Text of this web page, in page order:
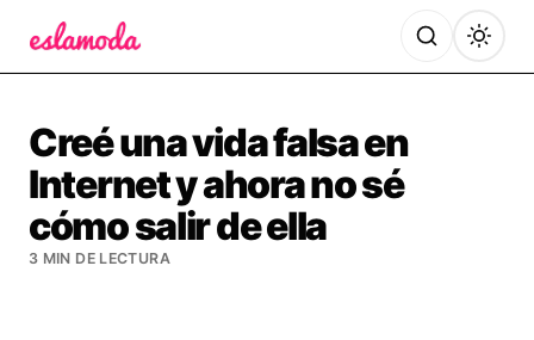
Creé una vida falsa en
Internet y ahora no sé
cómo salir de ella
3 MIN DE LECTURA